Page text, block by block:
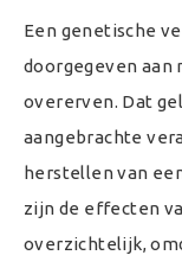
Een genetische
doorgegeven aan
overerven. Dat
aangebrachte
herstellen van
zijn de effecten
overzichtelijk,